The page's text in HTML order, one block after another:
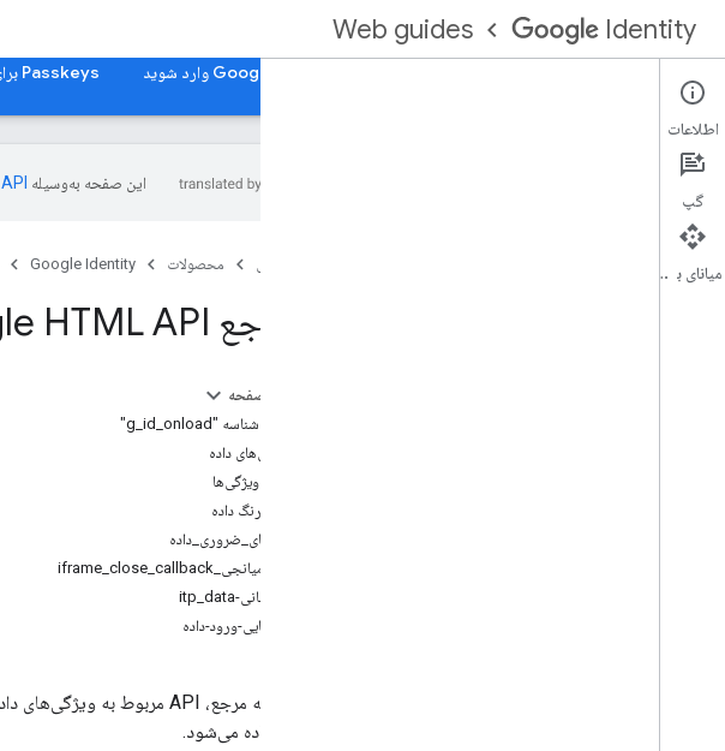
Identity
Web guides
Passkeys برای وب، Passkeys برای وب
ارجاعات HTML API
با Google API وارد شوید
این صفحه به‌وسیله
صفحه اصلی محصولات Google Identity
با مرجع Google HTML API وارد شوید
در این صفحه
عنصر با شناسه "g_id_onload"
ویژگی‌های داده
انواع ویژگی‌ها
طرح رنگ داده
ادعاهای_ضروری_داده
داده-میانجی_iframe_close_callback
پشتیبانی-itp_data
راهنمایی-ورود-داده
وب استفاده می‌شود.
اطلاعات
گپ
میانای برنامه‌سازی کاربردی